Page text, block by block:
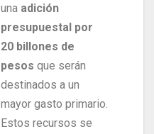
una adición
presupuestal por
20 billones de
pesos que serán
destinados a un
mayor gasto primario.
Estos recursos se